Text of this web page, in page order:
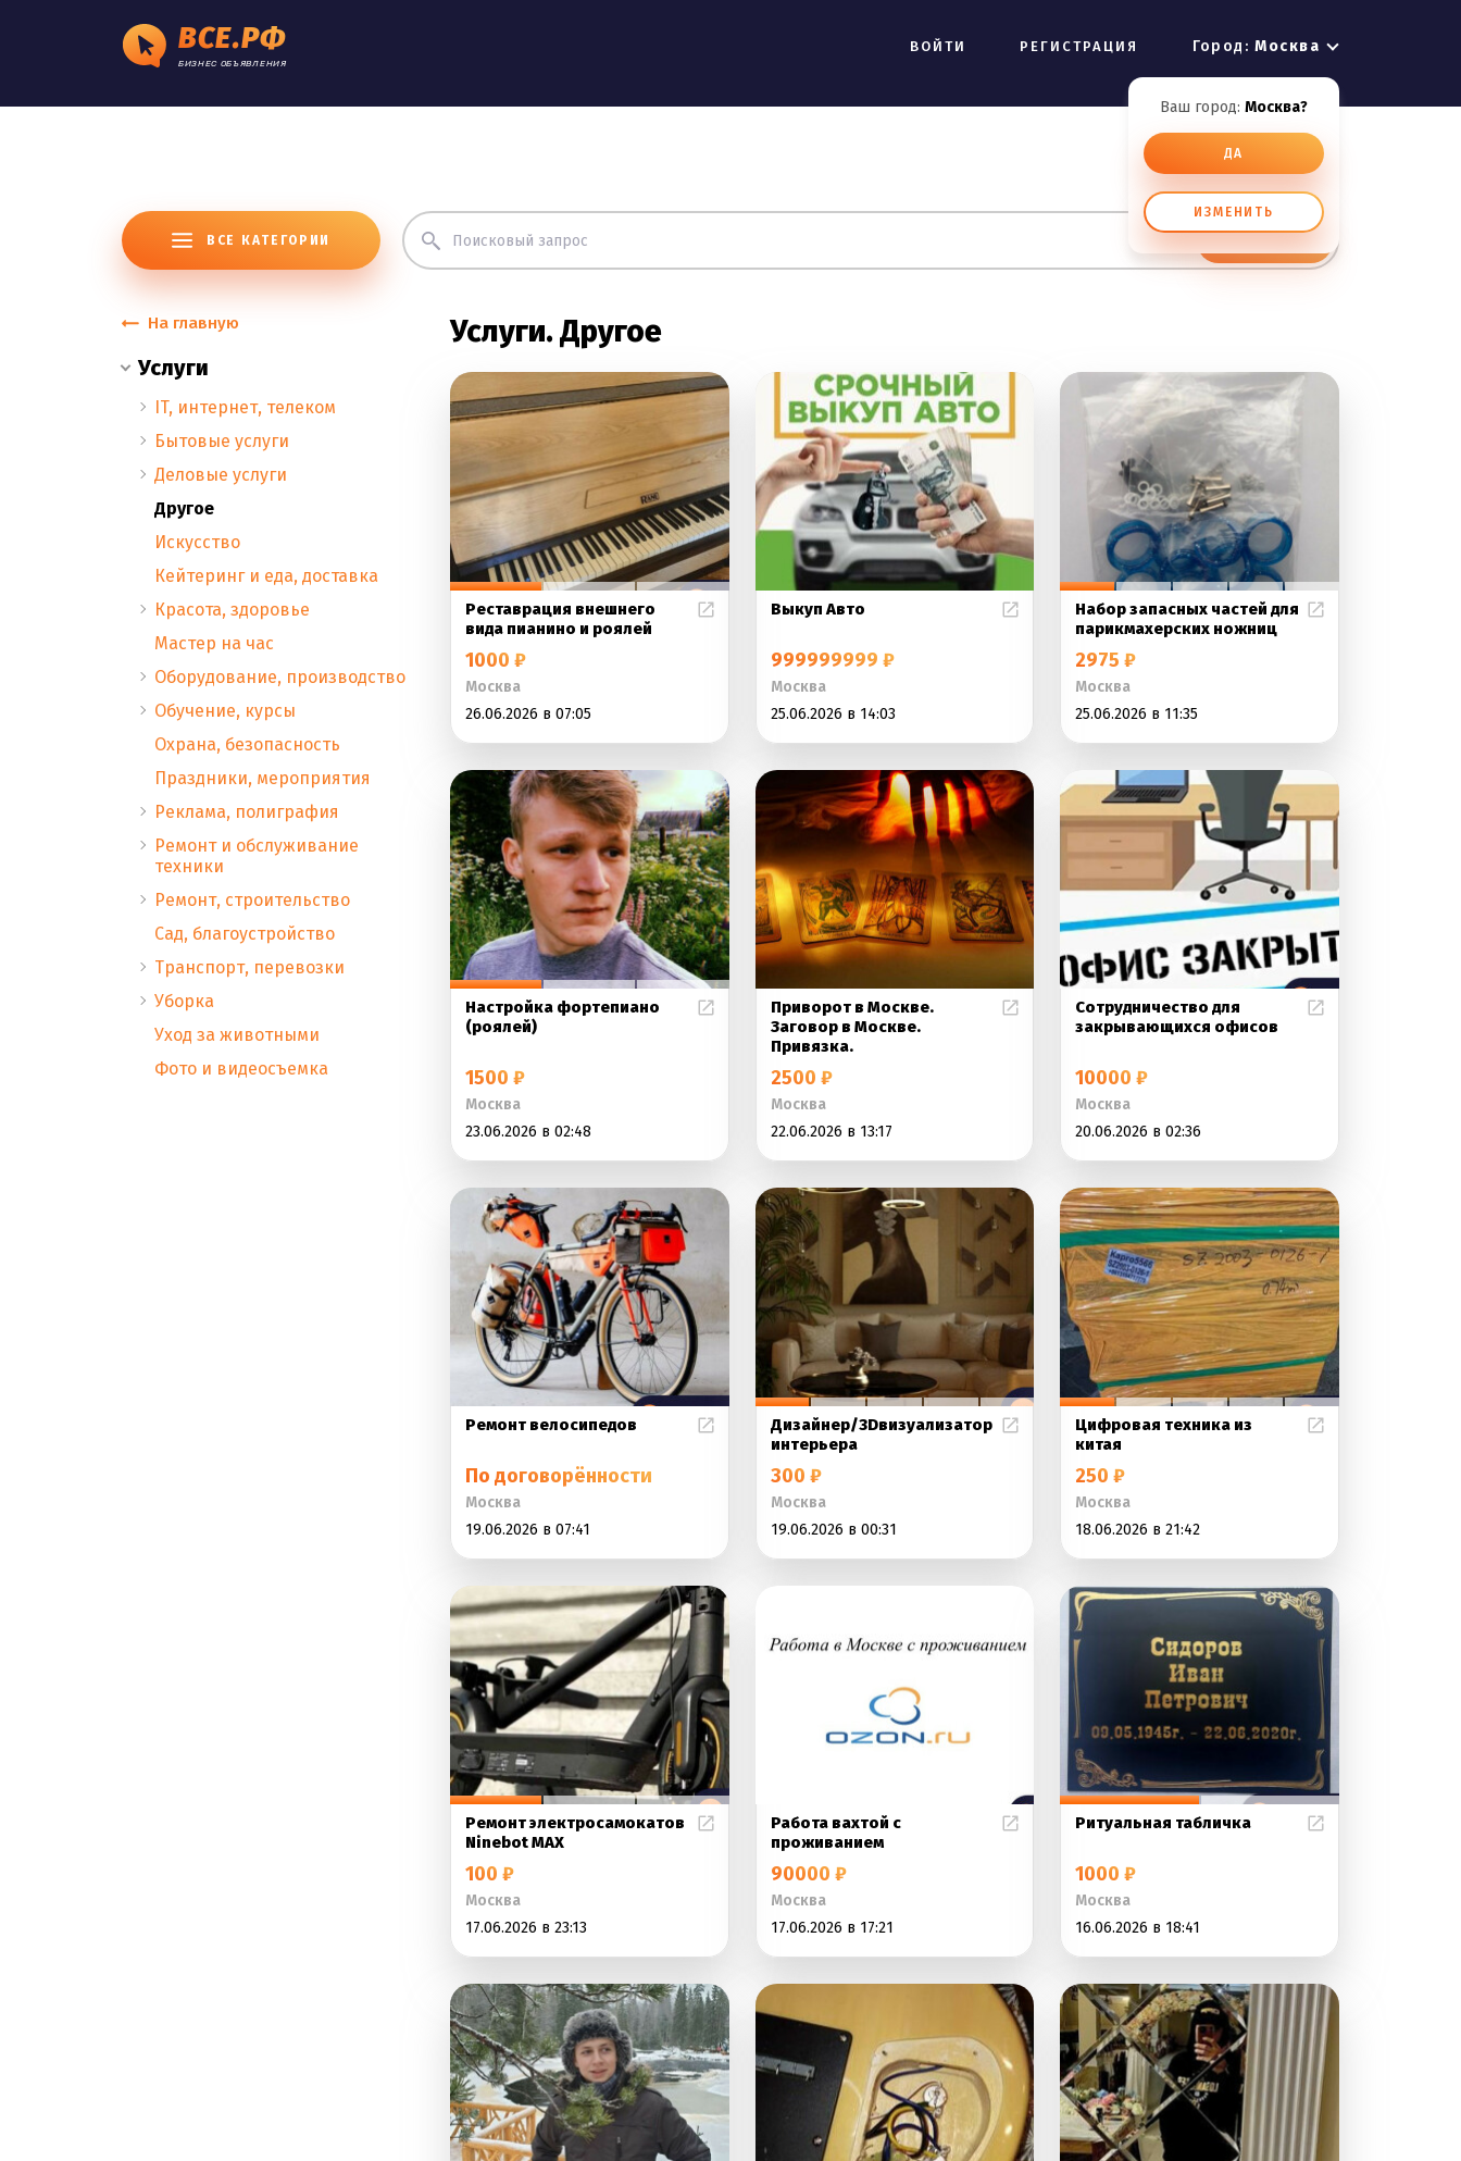
ВСЕ.РФ
БИЗНЕС ОБЪЯВЛЕНИЯ
ВОЙТИ РЕГИСТРАЦИЯ Город:Москва
Ваш город: Москва?
ДА
ИЗМЕНИТЬ
ВСЕ КАТЕГОРИИ
На главную
Услуги
IT, интернет, телеком
Бытовые услуги
Деловые услуги
Другое
Искусство
Кейтеринг и еда, доставка
Красота, здоровье
Мастер на час
Оборудование, производство
Обучение, курсы
Охрана, безопасность
Праздники, мероприятия
Реклама, полиграфия
Ремонт и обслуживание
техники
Ремонт, строительство
Сад, благоустройство
Транспорт, перевозки
Уборка
Уход за животными
Фото и видеосъемка
Услуги. Другое
Реставрация внешнего
вида пианино и роялей
1000 ₽
Москва
26.06.2026 в 07:05
Выкуп Авто
999999999 ₽
Москва
25.06.2026 в 14:03
Набор запасных частей для
парикмахерских ножниц
2975 ₽
Москва
25.06.2026 в 11:35
Настройка фортепиано
(роялей)
1500 ₽
Москва
23.06.2026 в 02:48
Приворот в Москве.
Заговор в Москве.
Привязка.
2500 ₽
Москва
22.06.2026 в 13:17
Сотрудничество для
закрывающихся офисов
10000 ₽
Москва
20.06.2026 в 02:36
Ремонт велосипедов
По договорённости
Москва
19.06.2026 в 07:41
Дизайнер/3Dвизуализатор
интерьера
300 ₽
Москва
19.06.2026 в 00:31
Цифровая техника из
китая
250 ₽
Москва
18.06.2026 в 21:42
Ремонт электросамокатов
Ninebot MAX
100 ₽
Москва
17.06.2026 в 23:13
Работа вахтой с
проживанием
90000 ₽
Москва
17.06.2026 в 17:21
Ритуальная табличка
1000 ₽
Москва
16.06.2026 в 18:41